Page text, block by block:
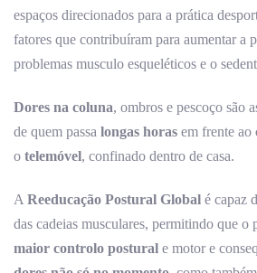
espaços direcionados para a prática
fatores que contribuíram para aumentar a
problemas musculo esqueléticos e o
Dores na coluna, ombros e pescoço são
de quem passa longas horas em frente ao
o telemóvel, confinado dentro de casa.
A Reeducação Postural Global é capaz
das cadeias musculares, permitindo que o
maior controlo postural e motor e